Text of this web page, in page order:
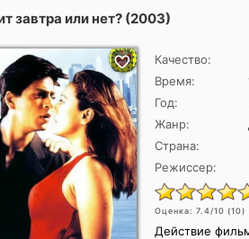
завтра или нет? (2003)
Качество:
Время:
Год:
Жанр:
Страна:
Режиссер:
Оценка: 7.4/10 (10)
Действие